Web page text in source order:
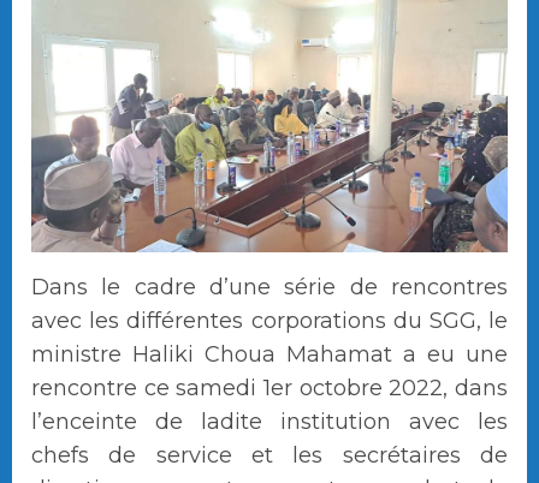
Dans le cadre d’une série de rencontres
avec les différentes corporations du SGG, le
ministre Haliki Choua Mahamat a eu une
rencontre ce samedi 1er octobre 2022, dans
l’enceinte de ladite institution avec les
chefs de service et les secrétaires de